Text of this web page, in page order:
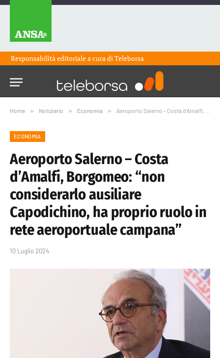
Responsabilità editoriale a cura diTeleborsa
Home » Notiziario » Economia » Aeroporto Salerno – Costa d’Amalfi, Borgomeo: “non considerarlo ausiliare Capodichino, ha proprio ruolo in rete aeroportuale campana”
ECONOMIA
Aeroporto Salerno – Costa
d’Amalfi, Borgomeo: “non
considerarlo ausiliare
Capodichino, ha proprio ruolo in
rete aeroportuale campana”
10 Luglio 2024